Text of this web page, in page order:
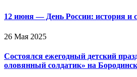
12 июня — День России: история и
26 Мая 2025
Состоялся ежегодный детский
оловянный солдатик» на